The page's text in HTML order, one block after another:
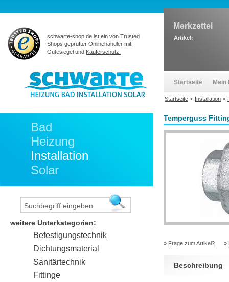
Temperguss
» Frage zum Artikel? »
Beschreibung
Bad
Heizung
Installation
Solar
weitere Unterkategorien:
Befestigungstechnik
Dichtungsmaterial
Sanitärtechnik
Fittinge
schwarte-shop.de ist ein von Trusted
Shops geprüfter Onlinehändler mit
Gütesiegel und Käuferschutz.
Merkzettel
Artikel:
Startseite Mein
Startseite > Installation >